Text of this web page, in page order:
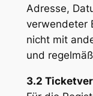
Adresse,
verwendeter
nicht mit
und
3.2